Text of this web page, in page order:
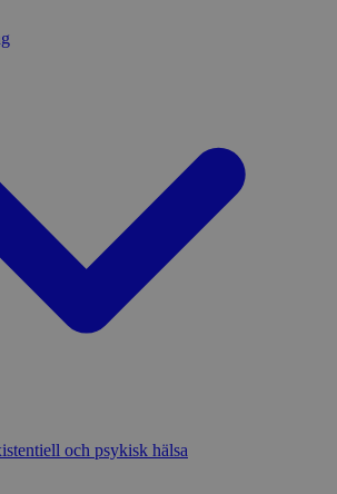
och psykisk hälsa